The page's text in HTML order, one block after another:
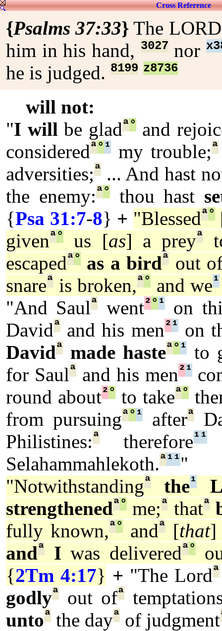
Cross Reference
{Psalms 37:33} The
him in his hand, 3027 nor
he is judged. 8199 z8736
will not:
"I will be gladª°and
consideredª° ¹ my trouble;ª
adversities;ª ... And hast
the enemy:ª°thou hast
{Psa 31:7-8} + "Blessedª°
givenª° us [as] a preyª
escapedª° as a birdª out
snareª is broken,ª° and we¹
"And Saulª went²° ¹on
Davidª and his men²¹on
Davidª made hasteª° ¹
to
for Saulªand his men²¹
round about²° to takeª°
from pursuingª° ¹afterª
Philistines:ª therefore¹ ¹
Selahammahlekoth.ª¹ ¹"
"Notwithstandingª the¹
strengthenedª° me;ª thatª
fully known,ª°andª [that]
andª I was deliveredª°
{2Tm 4:17} + "The Lordª
godlyª out ofª
untoª the dayª of judgment